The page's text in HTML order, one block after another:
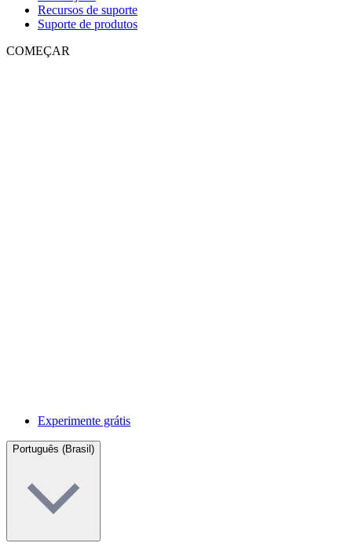
Recursos de suporte
Suporte de produtos
COMEÇAR
Experimente grátis
Português (Brasil)